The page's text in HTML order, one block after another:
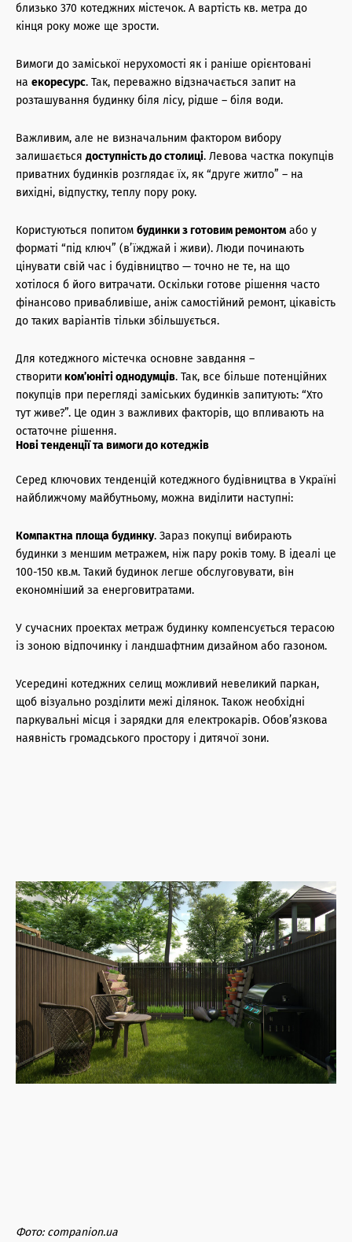
близько 370 котеджних містечок. А вартість кв. метра до
кінця року може ще зрости.
Вимоги до заміської нерухомості як і раніше орієнтовані
на екоресурс. Так, переважно відзначається запит на
розташування будинку біля лісу, рідше – біля води.
Важливим, але не визначальним фактором вибору
залишається доступність до столиці. Левова частка покупців
приватних будинків розглядає їх, як “друге житло” – на
вихідні, відпустку, теплу пору року.
Користуються попитом будинки з готовим ремонтом або у
форматі “під ключ” (в’їжджай і живи). Люди починають
цінувати свій час і будівництво — точно не те, на що
хотілося б його витрачати. Оскільки готове рішення часто
фінансово привабливіше, аніж самостійний ремонт, цікавість
до таких варіантів тільки збільшується.
Для котеджного містечка основне завдання –
створити ком’юнітіоднодумців. Так, все більше потенційних
покупців при перегляді заміських будинків запитують: “Хто
тут живе?”. Це один з важливих факторів, що впливають на
остаточне рішення.
Нові тенденції та вимоги до котеджів
Серед ключових тенденцій котеджного будівництва в Україні
найближчому майбутньому, можна виділити наступні:
Компактна площа будинку. Зараз покупці вибирають
будинки з меншим метражем, ніж пару років тому. В ідеалі це
100-150 кв.м. Такий будинок легше обслуговувати, він
економніший за енерговитратами.
У сучасних проектах метраж будинку компенсується терасою
із зоною відпочинку і ландшафтним дизайном або газоном.
Усередині котеджних селищ можливий невеликий паркан,
щоб візуально розділити межі ділянок. Також необхідні
паркувальні місця і зарядки для електрокарів. Обов’язкова
наявність громадського простору і дитячої зони.
Фото: companion.ua